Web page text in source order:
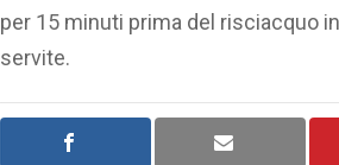
per 15 minuti prima del risciacquo
servite.